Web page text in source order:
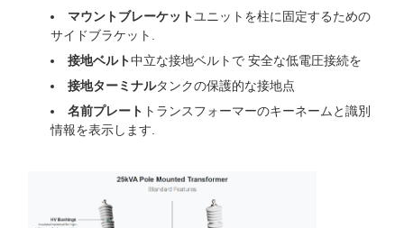
マウントブレーケットユニットを柱に固定するための
サイドブラケット.
接地ベルト中立な接地ベルトで 安全な低電圧接続を
接地ターミナルタンクの保護的な接地点
名前プレート トランスフォーマーのキーネームと識別
情報を表示します.